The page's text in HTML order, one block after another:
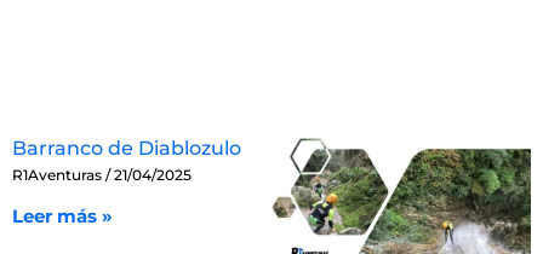
Barranco de Diablozulo
R1Aventuras 21/04/2025
Leer más »